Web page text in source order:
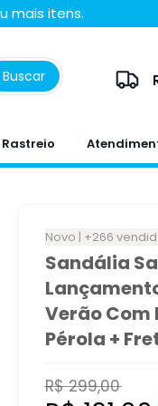
mais itens.
Buscar
Rastreio
Novo | +266
Sandália
Verão Com
Pérola +
Preço
normal
R$ 299,00